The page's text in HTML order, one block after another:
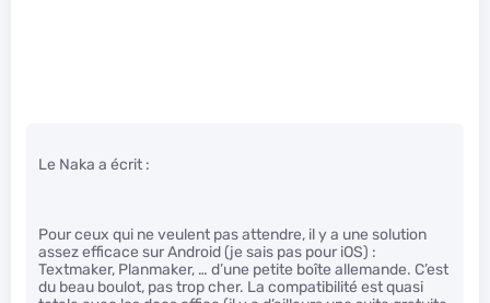
Le Naka a écrit :
Pour ceux qui ne veulent pas attendre, il y a une solution
assez efficace sur Android (je sais pas pour iOS) :
Textmaker, Planmaker, … d’une petite boîte allemande. C’est
du beau boulot, pas trop cher. La compatibilité est quasi